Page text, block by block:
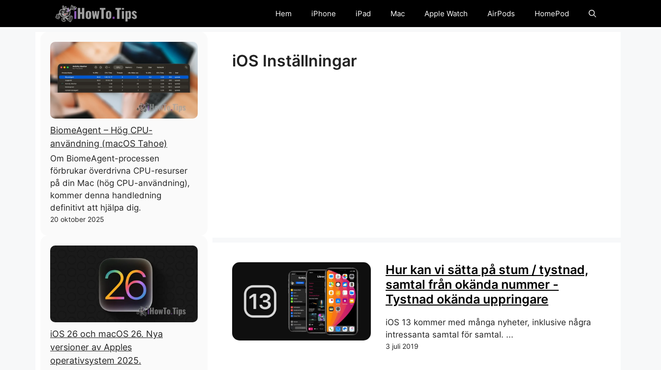
innehållet
Hem iPhone iPad Mac Apple Watch AirPods HomePod
iOS Inställningar
Hur kan vi sätta på stum / tystnad,
samtal från okända nummer -
Tystnad okända uppringare
iOS 13 kommer med många nyheter, inklusive några
intressanta samtal för samtal. ...
3 juli 2019
BiomeAgent – ​​Hög CPU-
användning (macOS Tahoe)
Om BiomeAgent-processen
förbrukar överdrivna CPU-resurser
på din Mac (hög CPU-användning),
kommer denna handledning
definitivt att hjälpa dig.
20 oktober 2025
iOS 26 och macOS 26. Nya
versioner av Apples
operativsystem 2025.